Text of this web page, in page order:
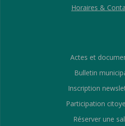
Horaires &
Actes et
Bulletin
Inscription
Participation
Réserver une